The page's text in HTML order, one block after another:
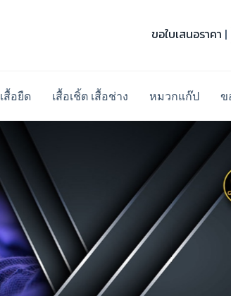
ขอใบเสนอราคา |
เสื้อยืด เสื้อเชิ้ต เสื้อช่าง หมวกแก๊ป ข